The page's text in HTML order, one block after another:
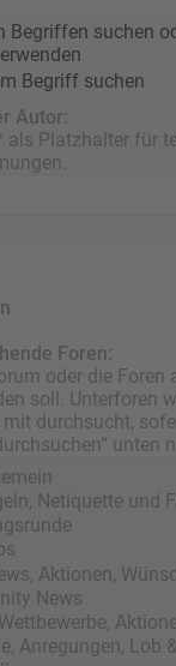
Begriffen suchen
Begriff suchen
Autor:
als Platzhalter für
Foren:
oder die Foren
soll. Unterforen
durchsucht,
unten